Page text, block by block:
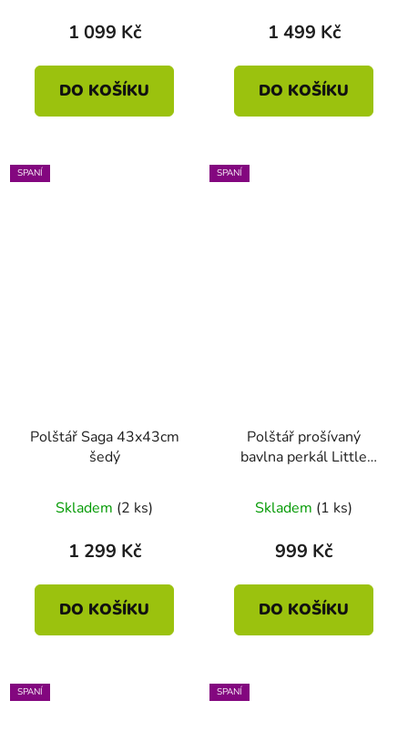
1 099 Kč
DO KOŠÍKU
1 499 Kč
DO KOŠÍKU
SPANÍ
Polštář Saga 43x43cm
šedý
Skladem (2 ks)
1 299 Kč
DO KOŠÍKU
SPANÍ
Polštář prošívaný
bavlna perkál Little
Skladem (1 ks)
999 Kč
DO KOŠÍKU
SPANÍ SPANÍ